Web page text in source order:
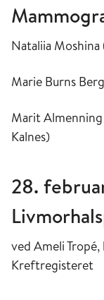
Nataliia
Marie Burns
Marit
Kalnes)
28.
ved Ameli
Kreftregisteret